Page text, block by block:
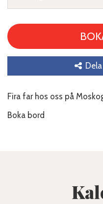
Fira far hos oss på
Boka bord